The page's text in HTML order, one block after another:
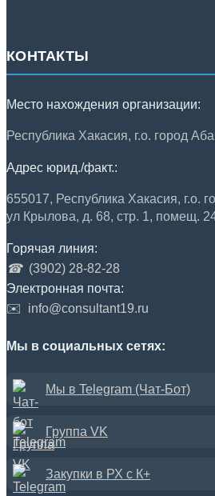
КОНТАКТЫ
Место нахождения организации:
Республика Хакасия, г.о. город
Адрес юрид./факт.:
655017, Республика Хакасия, г.о.
ул Крылова, д. 68, стр. 1, помещ.
Горячая линия:
☎ (3902) 28-82-28
Электронная почта:
✉️
info@consultant19.ru
Мы в социальных сетях:
Мы в Telegram (Чат-Бот)
Группа VK
Закупки в РХ с К+